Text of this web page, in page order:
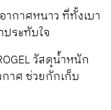
กาศหนาว ที่ทั้งเบา
ระทับใจ
วัสดุน้ำหนัก
าศ ช่วยกักเก็บ